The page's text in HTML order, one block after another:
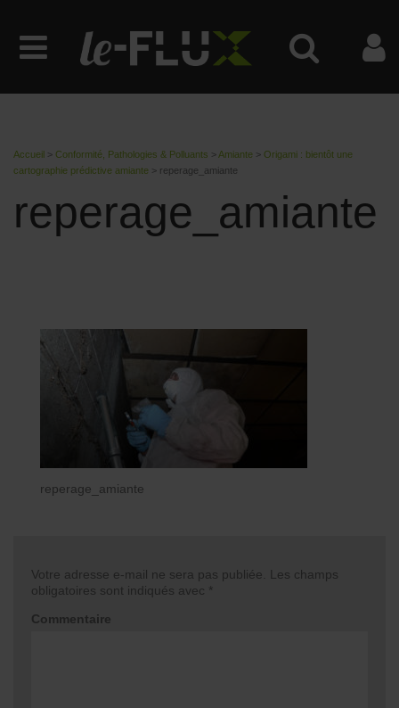
Accueil > Conformité, Pathologies & Polluants > Amiante > Origami : bientôt une
cartographie prédictive amiante > reperage_amiante
reperage_amiante
reperage_amiante
Votre adresse e-mail ne sera pas publiée.
Les champs
obligatoires sont indiqués avec *
Commentaire